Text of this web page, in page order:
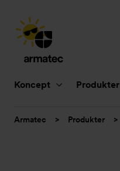
Koncept Produkter
Du
Armatec > Produkter >